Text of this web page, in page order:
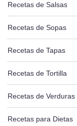
Recetas de Salsas
Recetas de Sopas
Recetas de Tapas
Recetas de Tortilla
Recetas de Verduras
Recetas para Dietas